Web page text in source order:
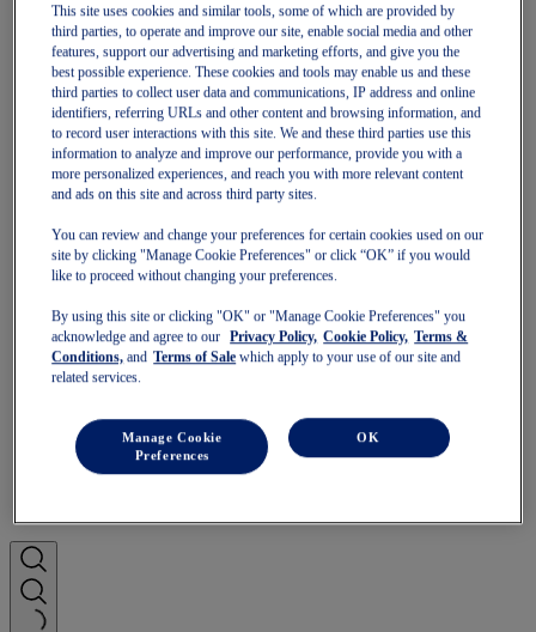
Vestuário
Padel
Calçado
Vestuário
Coleção
Corra mais longe - Neutro
GEL-NIMBUS
GEL-CUMULUS
GEL-PULSE
Corra mais longe - Pronador
GEL-KAYANO
GT-2000
GT-1000
NOVABLAST
DYNABLAST
NOOSA
Corrida em trilhas
GEL-TRABUCO
GEL-SONOMA
SportStyle
This site uses cookies and similar tools, some of which are provided by
third parties, to operate and improve our site, enable social media and other
features, support our advertising and marketing efforts, and give you the
best possible experience. These cookies and tools may enable us and these
third parties to collect user data and communications, IP address and online
identifiers, referring URLs and other content and browsing information, and
to record user interactions with this site. We and these third parties use this
information to analyze and improve our performance, provide you with a
more personalized experiences, and reach you with more relevant content
and ads on this site and across third party sites.
You can review and change your preferences for certain cookies used on our
site by clicking "Manage Cookie Preferences" or click “OK” if you would
like to proceed without changing your preferences.
By using this site or clicking "OK" or "Manage Cookie Preferences" you
acknowledge and agree to our
Privacy Policy, Cookie Policy, Terms &
Conditions, and Terms of Sale which apply to your use of our site and
related services.
Manage Cookie
Preferences
OK